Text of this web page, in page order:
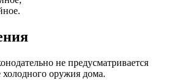
не предусматривается
холодного оружия дома.